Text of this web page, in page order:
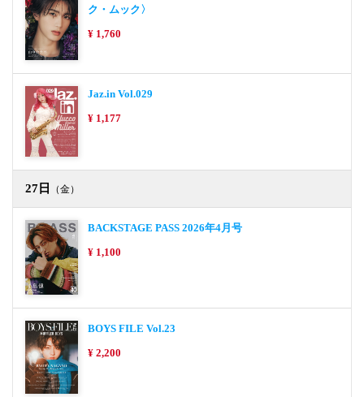
ク・ムック〉
¥ 1,760
Jaz.in Vol.029
¥ 1,177
27日 （金）
BACKSTAGE PASS 2026年4月号
¥ 1,100
BOYS FILE Vol.23
¥ 2,200